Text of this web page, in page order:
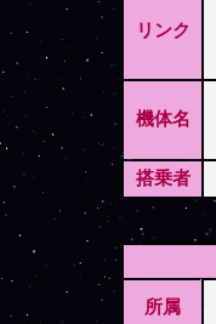
リンク
機体名
搭乗者
所属